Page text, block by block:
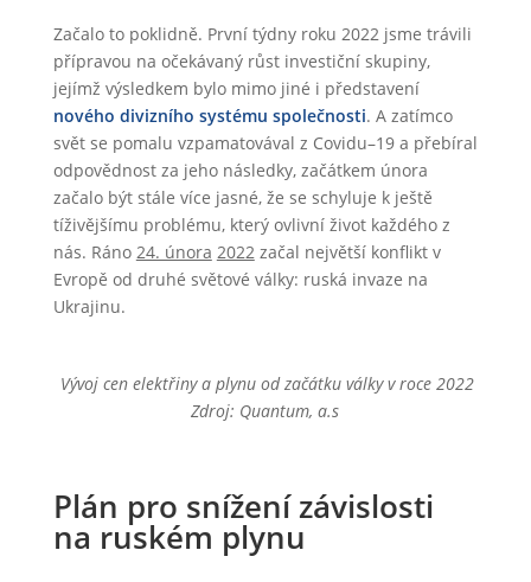
Začalo to poklidně. První týdny roku 2022 jsme trávili
přípravou na očekávaný růst investiční skupiny,
jejímž výsledkem bylo mimo jiné i představení
nového divizního systému společnosti. A zatímco
svět se pomalu vzpamatovával z Covidu–19 a přebíral
odpovědnost za jeho následky, začátkem února
začalo být stále více jasné, že se schyluje k ještě
tíživějšímu problému, který ovlivní život každého z
nás. Ráno 24. února 2022začal největší konflikt v
Evropě od druhé světové války: ruská invaze na
Ukrajinu.
Vývoj cen elektřiny a plynu od začátku války v roce 2022
Zdroj: Quantum, a.s
Plán pro snížení závislosti
na ruském plynu